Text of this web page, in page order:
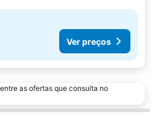
Ver preços
as ofertas que consulta no